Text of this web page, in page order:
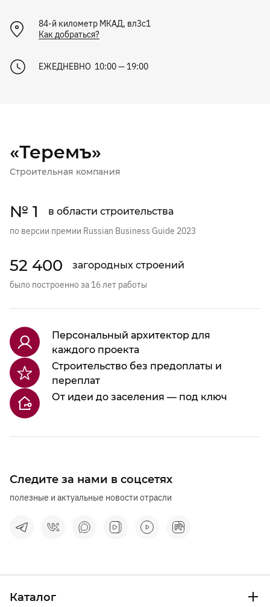
84-й километр МКАД, вл3с1
Как добраться?
ЕЖЕДНЕВНО 10:00 — 19:00
«Теремъ»
Строительная компания
№ 1 в области строительства
по версии премии Russian Business Guide 2023
52 400 загородных строений
было построенно за 16 лет работы
Следите за нами в соцсетях
полезные и актуальные новости отрасли
Персональный архитектор для
каждого проекта
Строительство без предоплаты и
переплат
От идеи до заселения — под ключ
Каталог